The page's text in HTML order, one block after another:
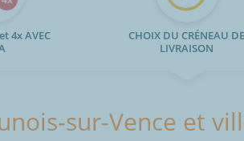
4x AVEC
CHOIX DU CRÉNEAU DE
LIVRAISON
sur-Vence et